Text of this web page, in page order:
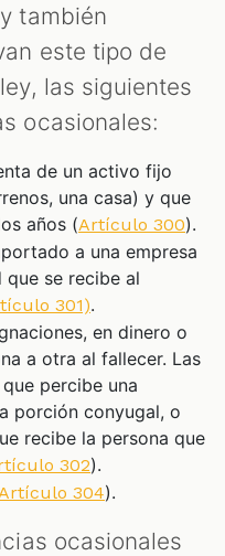
también
este tipo de
las siguientes
ocasionales:
de un activo fijo
una casa) y que
años (Artículo 300).
a una empresa
se recibe al
301).
en dinero o
a otra al fallecer. Las
percibe una
porción conyugal, o
recibe la persona que
302).
Artículo 304).
ocasionales